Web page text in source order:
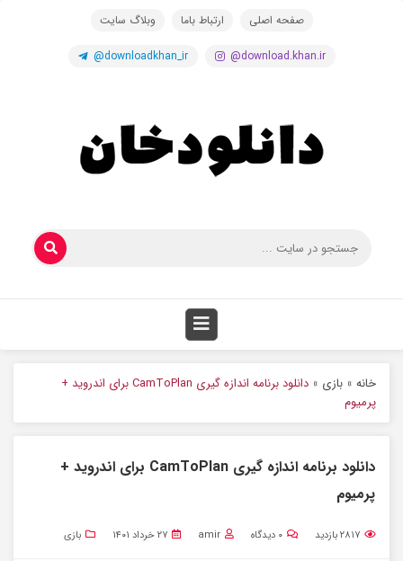
صفحه اصلی ارتباط باما وبلاگ سایت
@download.khan.ir
@downloadkhan_ir
خانه » بازی »
دانلود برنامه اندازه گیری CamToPlan برای اندروید +
پرمیوم
دانلود برنامه اندازه گیری CamToPlan برای اندروید +
پرمیوم
۲۸۱۷بازدید ۰ دیدگاه amir ۲۷ خرداد ۱۴۰۱ بازی